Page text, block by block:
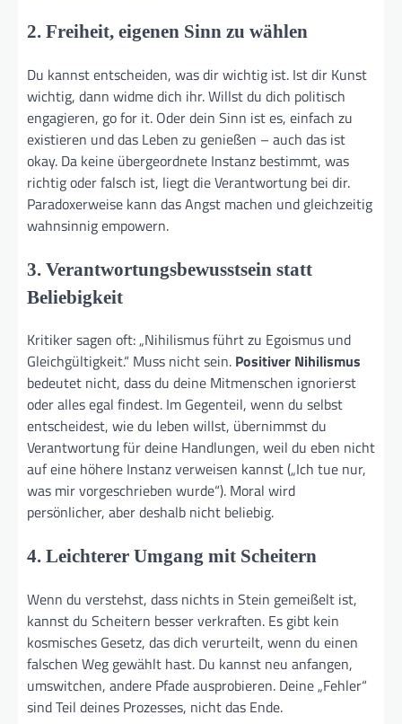
2. Freiheit, eigenen Sinn zu wählen
Du kannst entscheiden, was dir wichtig ist. Ist dir Kunst
wichtig, dann widme dich ihr. Willst du dich politisch
engagieren, go for it. Oder dein Sinn ist es, einfach zu
existieren und das Leben zu genießen – auch das ist
okay. Da keine übergeordnete Instanz bestimmt, was
richtig oder falsch ist, liegt die Verantwortung bei dir.
Paradoxerweise kann das Angst machen und gleichzeitig
wahnsinnig empowern.
3. Verantwortungsbewusstsein statt
Beliebigkeit
Kritiker sagen oft: „Nihilismus führt zu Egoismus und
Gleichgültigkeit.“ Muss nicht sein. Positiver Nihilismus
bedeutet nicht, dass du deine Mitmenschen ignorierst
oder alles egal findest. Im Gegenteil, wenn du selbst
entscheidest, wie du leben willst, übernimmst du
Verantwortung für deine Handlungen, weil du eben nicht
auf eine höhere Instanz verweisen kannst („Ich tue nur,
was mir vorgeschrieben wurde“). Moral wird
persönlicher, aber deshalb nicht beliebig.
4. Leichterer Umgang mit Scheitern
Wenn du verstehst, dass nichts in Stein gemeißelt ist,
kannst du Scheitern besser verkraften. Es gibt kein
kosmisches Gesetz, das dich verurteilt, wenn du einen
falschen Weg gewählt hast. Du kannst neu anfangen,
umswitchen, andere Pfade ausprobieren. Deine „Fehler“
sind Teil deines Prozesses, nicht das Ende.